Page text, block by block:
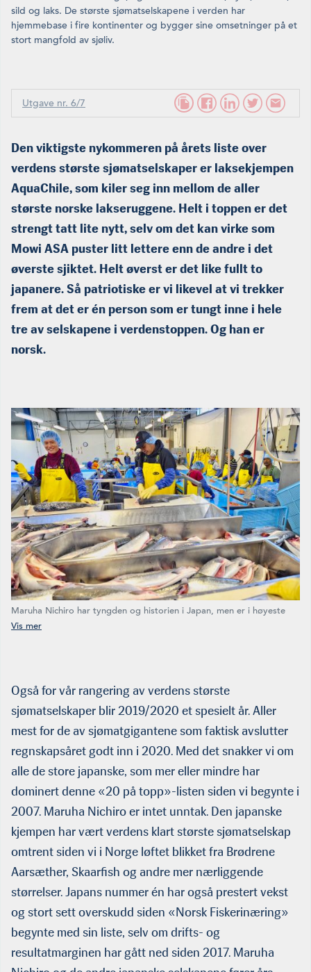
sild og laks. De største sjømatselskapene i verden har
hjemmebase i fire kontinenter og bygger sine omsetninger på et
stort mang­fold av sjøliv.
Utgave nr. 6/7
Den viktigste nykommeren på årets liste over
verdens største sjømatselskaper er laksekjempen
AquaChile, som kiler seg inn mellom de aller
største norske lakseruggene. Helt i toppen er det
strengt tatt lite nytt, selv om det kan virke som
Mowi ASA puster litt lettere enn de andre i det
øverste sjiktet. Helt øverst er det like fullt to
japanere. Så patriotiske er vi likevel at vi trekker
frem at det er én person som er tungt inne i hele
tre av selskapene i verdenstoppen. Og han er
norsk.
Maruha Nichiro har tyngden og historien i Japan, men er i høyeste
grad internasjonal. Fisken kommer fra hele verden, som her:
Også for vår rangering av verdens største
sjømatselskaper blir 2019/2020 et spesielt år. Aller
mest for de av sjømatgigantene som faktisk avslutter
regnskapsåret godt inn i 2020. Med det snakker vi om
alle de store japanske, som mer eller mindre har
dominert denne «20 på topp»-listen siden vi begynte i
2007. Maruha Nichiro er intet unntak. Den japanske
kjempen har vært verdens klart største sjømatselskap
omtrent siden vi i Norge løftet blikket fra Brødrene
Aarsæther, Skaarfish og andre mer nærliggende
størrelser. Japans nummer én har også prestert vekst
og stort sett overskudd siden «Norsk Fiskerinæring»
begynte med sin liste, selv om drifts- og
resultatmarginen har gått ned siden 2017. Maruha